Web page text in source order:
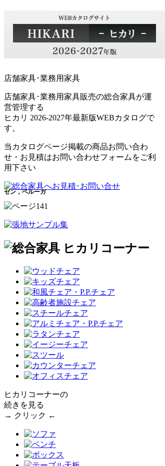
店舗家具･業務用家具
店舗家具･業務用家具販売の総合家具が運
営管理する
ヒカリ 2026-2027年最新版WEBカタログで
す。
当カタログページ掲載の商品お問い合わ
せ・お見積はお問い合わせフォームをご利
用下さい
ゼン，ベルーガ
ヒカリコーナーの
続きを見る
→ クリック ←